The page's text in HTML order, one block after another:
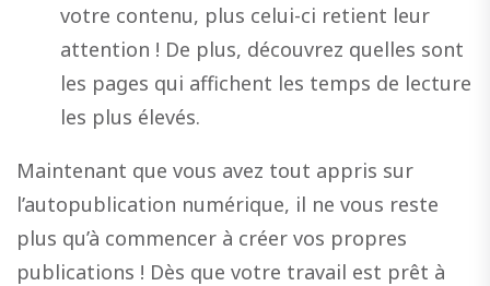
votre contenu, plus celui-ci retient leur
attention ! De plus, découvrez quelles sont
les pages qui affichent les temps de lecture
les plus élevés.
Maintenant que vous avez tout appris sur
l’autopublication numérique, il ne vous reste
plus qu’à commencer à créer vos propres
publications ! Dès que votre travail est prêt à